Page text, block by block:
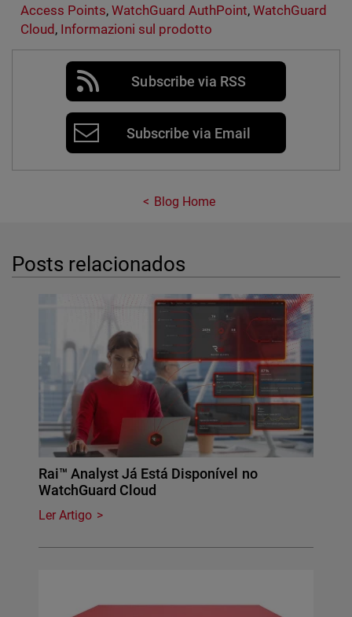
Access Points, WatchGuard AuthPoint,WatchGuard
Cloud, Informazioni sul prodotto
Subscribe via RSS
Subscribe via Email
Blog Home
Posts relacionados
Rai™ Analyst Já Está Disponível no
WatchGuard Cloud
Ler Artigo